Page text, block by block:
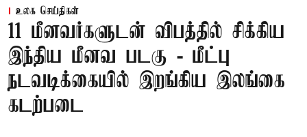
உலக செய்திகள்
11 மீனவர்களுடன் விபத்தில் சிக்கிய
இந்திய மீனவ படகு - மீட்பு
நடவடிக்கையில் இறங்கிய இலங்கை
கடற்படை